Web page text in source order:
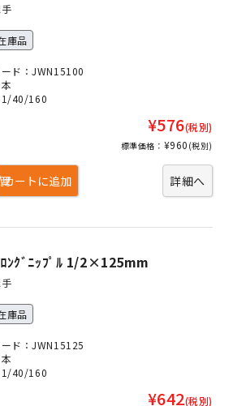
庫品
ド：JWN15100
1/40/160
¥576(税別)
標準価格： ¥960 (税別)
詳細へ
カートに追加
ﾝｸﾞﾆｯﾌﾟﾙ 1/2×125mm
庫品
ド：JWN15125
1/40/160
¥642(税別)